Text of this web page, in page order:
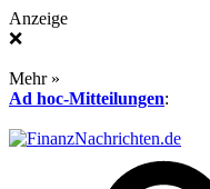
Anzeige
❌
Mehr »
Ad hoc-Mitteilungen: